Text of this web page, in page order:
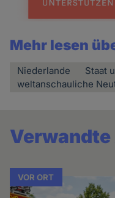
Mehr lesen
Niederlande Staat
weltanschauliche
VOR ORT